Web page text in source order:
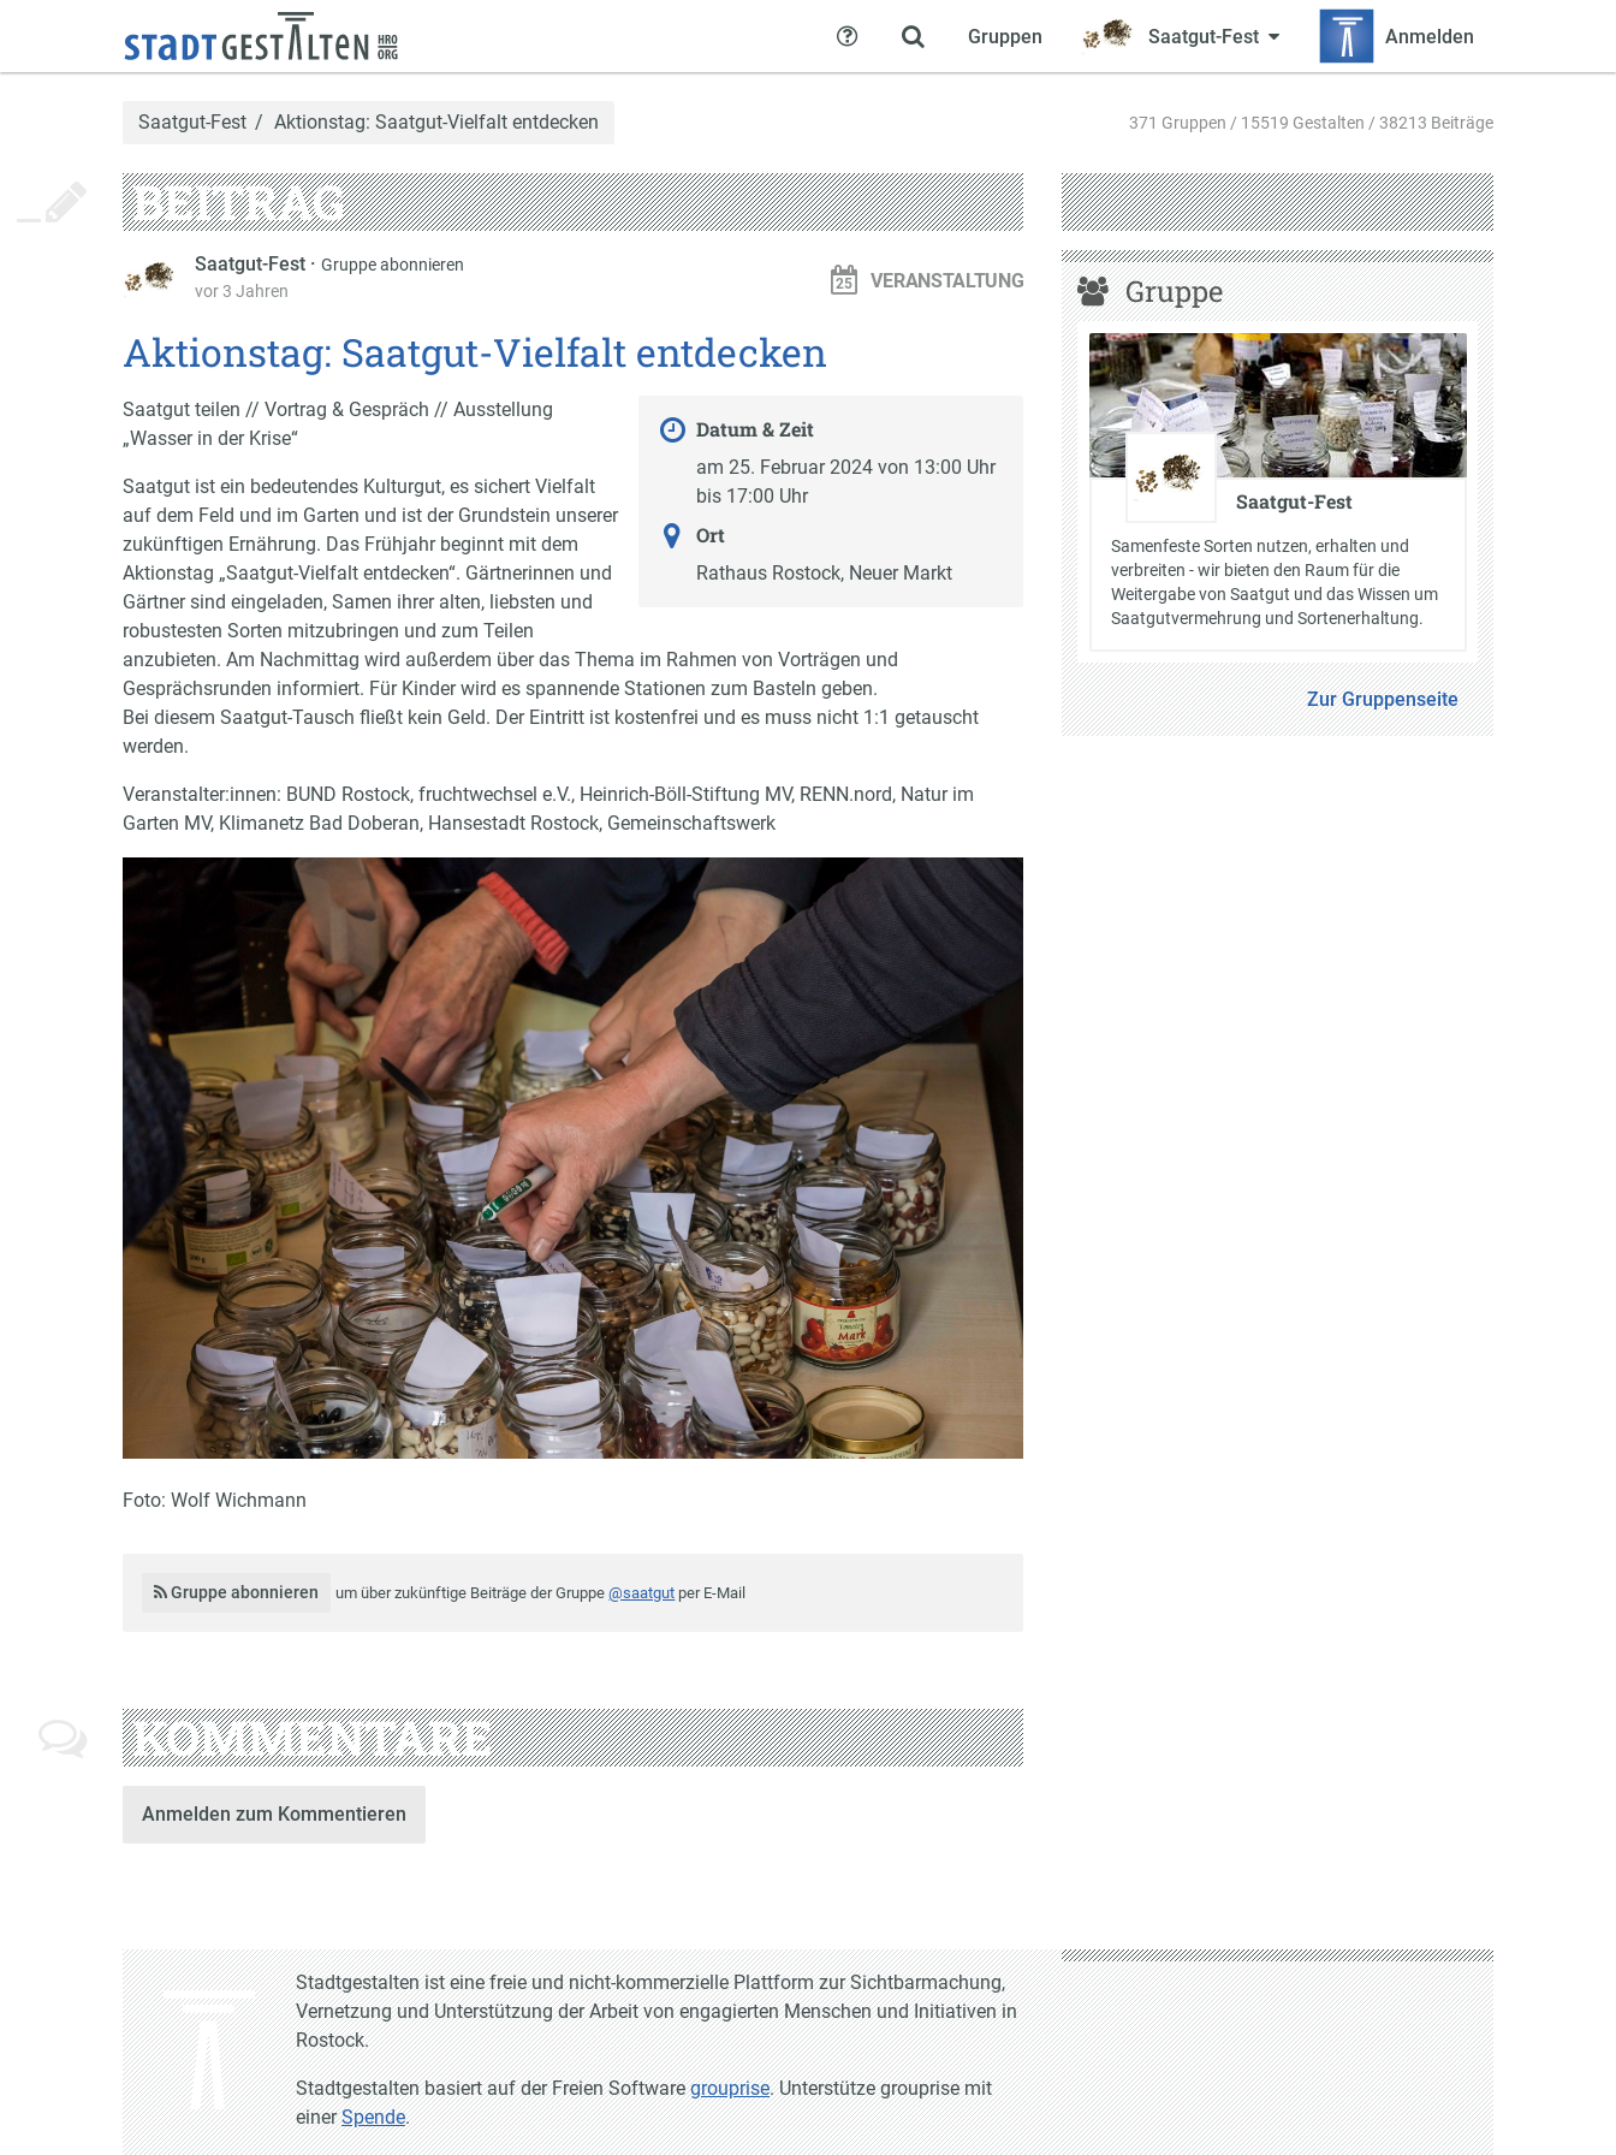
Gruppen Saatgut-Fest Anmelden
Hilfe
Saatgut-Fest Aktionstag: Saatgut-Vielfalt entdecken 371 Gruppen / 15519 Gestalten / 38213 Beiträge
BEITRAG
Saatgut-Fest · Gruppe abonnieren
vor 3 Jahren
VERANSTALTUNG
Aktionstag: Saatgut-Vielfalt entdecken
Datum & Zeit
am 25. Februar 2024 von 13:00 Uhr
bis 17:00 Uhr
Ort
Rathaus Rostock, Neuer Markt
Saatgut teilen // Vortrag & Gespräch // Ausstellung
„Wasser in der Krise“
Saatgut ist ein bedeutendes Kulturgut, es sichert Vielfalt
auf dem Feld und im Garten und ist der Grundstein unserer
zukünftigen Ernährung. Das Frühjahr beginnt mit dem
Aktionstag „Saatgut-Vielfalt entdecken“. Gärtnerinnen und
Gärtner sind eingeladen, Samen ihrer alten, liebsten und
robustesten Sorten mitzubringen und zum Teilen
anzubieten. Am Nachmittag wird außerdem über das Thema im Rahmen von Vorträgen und
Gesprächsrunden informiert. Für Kinder wird es spannende Stationen zum Basteln geben.
Bei diesem Saatgut-Tausch fließt kein Geld. Der Eintritt ist kostenfrei und es muss nicht 1:1 getauscht
werden.
Veranstalter:innen: BUND Rostock, fruchtwechsel e.V., Heinrich-Böll-Stiftung MV, RENN.nord, Natur im
Garten MV, Klimanetz Bad Doberan, Hansestadt Rostock, Gemeinschaftswerk
Foto: Wolf Wichmann
Gruppe abonnieren um über zukünftige Beiträge der Gruppe@saatgut per E-Mail
KOMMENTARE
Anmelden zum Kommentieren
Gruppe
Saatgut-Fest
Samenfeste Sorten nutzen, erhalten und
verbreiten - wir bieten den Raum für die
Weitergabe von Saatgut und das Wissen um
Saatgutvermehrung und Sortenerhaltung.
Zur Gruppenseite
Stadtgestalten ist eine freie und nicht-kommerzielle Plattform zur Sichtbarmachung,
Vernetzung und Unterstützung der Arbeit von engagierten Menschen und Initiativen in
Rostock.
Stadtgestalten basiert auf der Freien Softwaregrouprise. Unterstütze grouprise mit
einerSpende.